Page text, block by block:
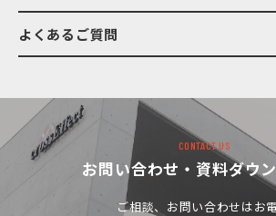
よくあるご質問
CONTACT US
お問い合わせ・資料ダウ
ご相談、お問い合わせはお